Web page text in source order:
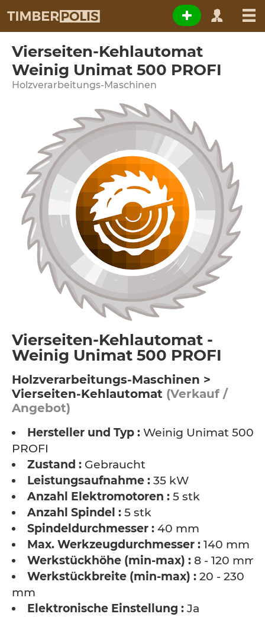
Vierseiten-Kehlautomat
Weinig Unimat 500 PROFI
Holzverarbeitungs-Maschinen
Vierseiten-Kehlautomat -
Weinig Unimat 500 PROFI
Holzverarbeitungs-Maschinen >
Vierseiten-Kehlautomat (Verkauf /
Angebot)
Hersteller und Typ : Weinig Unimat 500
PROFI
Zustand : Gebraucht
Leistungsaufnahme : 35 kW
Anzahl Elektromotoren : 5 stk
Anzahl Spindel : 5 stk
Spindeldurchmesser : 40 mm
Max. Werkzeugdurchmesser : 140 mm
Werkstückhöhe (min-max) : 8 - 120 mm
Werkstückbreite (min-max) : 20 - 230
mm
Elektronische Einstellung : Ja